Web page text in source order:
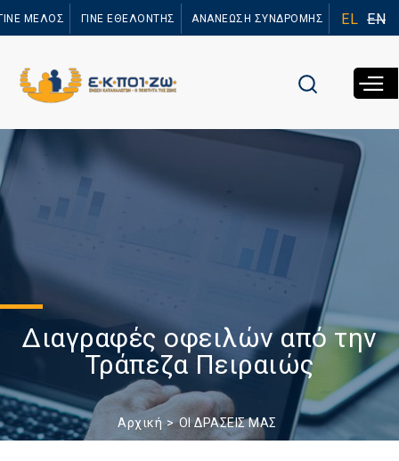
προς το
ΜΕΛΟΣ ΓΙΝΕ ΕΘΕΛΟΝΤΗΣ ΑΝΑΝΕΩΣΗ ΣΥΝΔΡΟΜΗΣ EL EN
Διαγραφές οφειλών από την
Τράπεζα Πειραιώς
Αρχική ΟΙ ΔΡΑΣΕΙΣ ΜΑΣ